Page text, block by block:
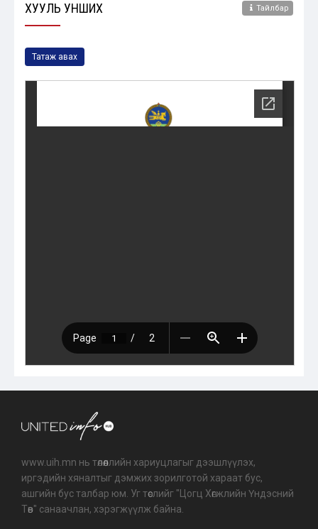
ХУУЛЬ УНШИХ Тайлбар
Татаж авах
www.uih.mn нь төлөөллийн хариуцлагыг дээшлүүлэх,
иргэдийн хяналтыг дэмжих зорилготой хараат бус,
ашгийн бус талбар юм. Уг төслийг "Цогц Хөгжлийн Үндэсний
Төв" санаачлан, хэрэгжүүлж байна.